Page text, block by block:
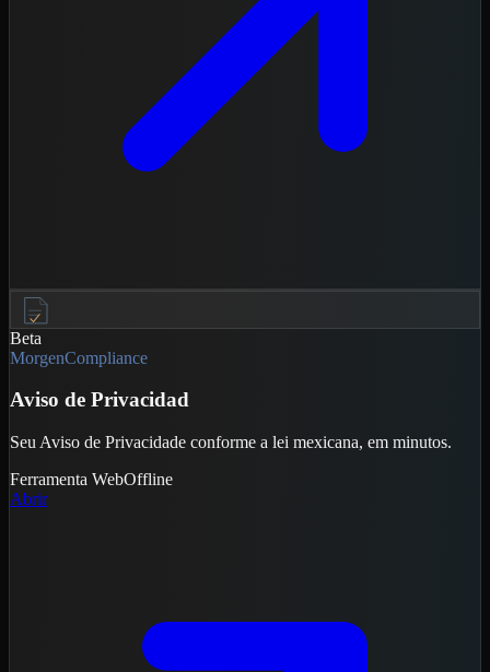
Beta
MorgenCompliance
Aviso de Privacidad
Seu Aviso de Privacidade conforme a lei mexicana, em minutos.
Ferramenta WebOffline
Abrir